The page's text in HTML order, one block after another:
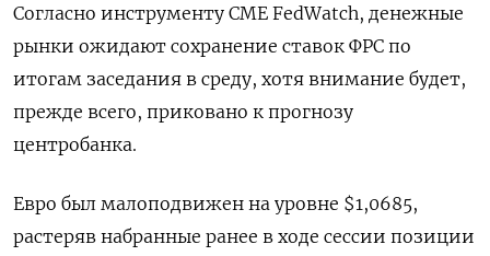
Согласно инструменту CME FedWatch, денежные
рынки ожидают сохранение ставок ФРС по
итогам заседания в среду, хотя внимание будет,
прежде всего, приковано к прогнозу
центробанка.
Евро был малоподвижен на уровне $1,0685​,
растеряв набранные ранее в ходе сессии позиции